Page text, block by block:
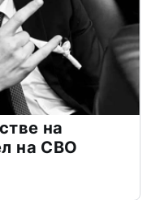
на
на СВО